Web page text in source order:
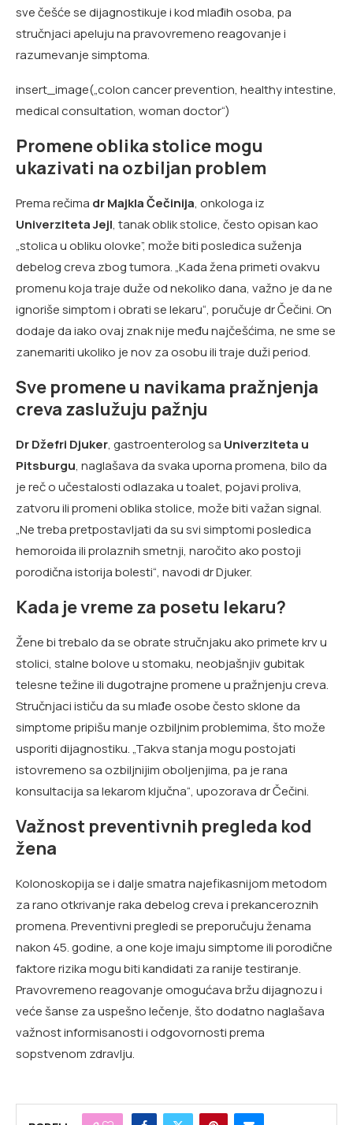
sve češće se dijagnostikuje i kod mlađih osoba, pa
stručnjaci apeluju na pravovremeno reagovanje i
razumevanje simptoma.
insert_image(„colon cancer prevention, healthy intestine,
medical consultation, woman doctor“)
Promene oblika stolice mogu
ukazivati na ozbiljan problem
Prema rečima dr Majkla Čečinija, onkologa iz
Univerziteta Jejl, tanak oblik stolice, često opisan kao
„stolica u obliku olovke”, može biti posledica suženja
debelog creva zbog tumora. „Kada žena primeti ovakvu
promenu koja traje duže od nekoliko dana, važno je da ne
ignoriše simptom i obrati se lekaru“, poručuje dr Čečini. On
dodaje da iako ovaj znak nije među najčešćima, ne sme se
zanemariti ukoliko je nov za osobu ili traje duži period.
Sve promene u navikama pražnjenja
creva zaslužuju pažnju
Dr Džefri Djuker, gastroenterolog sa Univerziteta u
Pitsburgu, naglašava da svaka uporna promena, bilo da
je reč o učestalosti odlazaka u toalet, pojavi proliva,
zatvoru ili promeni oblika stolice, može biti važan signal.
„Ne treba pretpostavljati da su svi simptomi posledica
hemoroida ili prolaznih smetnji, naročito ako postoji
porodična istorija bolesti“, navodi dr Djuker.
Kada je vreme za posetu lekaru?
Žene bi trebalo da se obrate stručnjaku ako primete krv u
stolici, stalne bolove u stomaku, neobjašnjiv gubitak
telesne težine ili dugotrajne promene u pražnjenju creva.
Stručnjaci ističu da su mlađe osobe često sklone da
simptome pripišu manje ozbiljnim problemima, što može
usporiti dijagnostiku. „Takva stanja mogu postojati
istovremeno sa ozbiljnijim oboljenjima, pa je rana
konsultacija sa lekarom ključna“, upozorava dr Čečini.
Važnost preventivnih pregleda kod
žena
Kolonoskopija se i dalje smatra najefikasnijom metodom
za rano otkrivanje raka debelog creva i prekanceroznih
promena. Preventivni pregledi se preporučuju ženama
nakon 45. godine, a one koje imaju simptome ili porodične
faktore rizika mogu biti kandidati za ranije testiranje.
Pravovremeno reagovanje omogućava bržu dijagnozu i
veće šanse za uspešno lečenje, što dodatno naglašava
važnost informisanosti i odgovornosti prema
sopstvenom zdravlju.